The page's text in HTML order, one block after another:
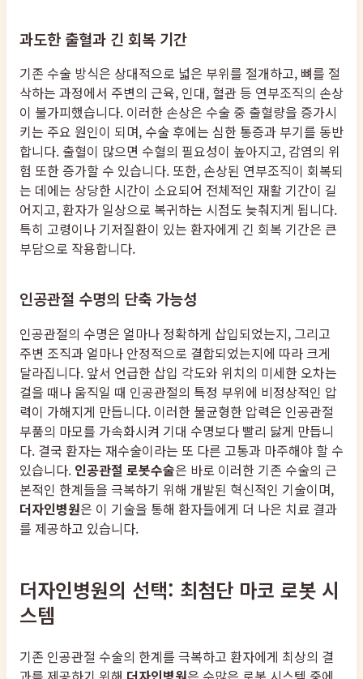
과도한 출혈과 긴 회복 기간
기존 수술 방식은 상대적으로 넓은 부위를 절개하고, 뼈를 절
삭하는 과정에서 주변의 근육, 인대, 혈관 등 연부조직의 손상
이 불가피했습니다. 이러한 손상은 수술 중 출혈량을 증가시
키는 주요 원인이 되며, 수술 후에는 심한 통증과 부기를 동반
합니다. 출혈이 많으면 수혈의 필요성이 높아지고, 감염의 위
험 또한 증가할 수 있습니다. 또한, 손상된 연부조직이 회복되
는 데에는 상당한 시간이 소요되어 전체적인 재활 기간이 길
어지고, 환자가 일상으로 복귀하는 시점도 늦춰지게 됩니다.
특히 고령이나 기저질환이 있는 환자에게 긴 회복 기간은 큰
부담으로 작용합니다.
인공관절 수명의 단축 가능성
인공관절의 수명은 얼마나 정확하게 삽입되었는지, 그리고
주변 조직과 얼마나 안정적으로 결합되었는지에 따라 크게
달라집니다. 앞서 언급한 삽입 각도와 위치의 미세한 오차는
걸을 때나 움직일 때 인공관절의 특정 부위에 비정상적인 압
력이 가해지게 만듭니다. 이러한 불균형한 압력은 인공관절
부품의 마모를 가속화시켜 기대 수명보다 빨리 닳게 만듭니
다. 결국 환자는 재수술이라는 또 다른 고통과 마주해야 할 수
있습니다. 인공관절 로봇수술은 바로 이러한 기존 수술의 근
본적인 한계들을 극복하기 위해 개발된 혁신적인 기술이며,
더자인병원은 이 기술을 통해 환자들에게 더 나은 치료 결과
를 제공하고 있습니다.
더자인병원의 선택: 최첨단 마코 로봇 시
스템
기존 인공관절 수술의 한계를 극복하고 환자에게 최상의 결